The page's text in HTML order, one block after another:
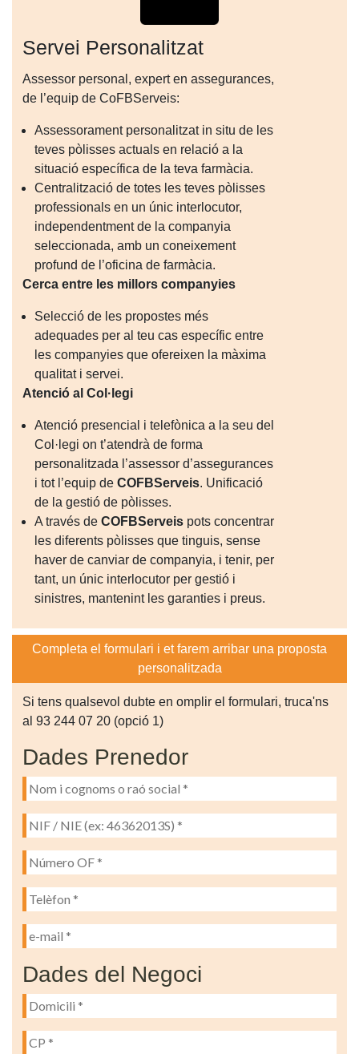
Servei Personalitzat
Assessor personal, expert en assegurances,
de l’equip de CoFBServeis:
Assessorament personalitzat in situ de les
teves pòlisses actuals en relació a la
situació específica de la teva farmàcia.
Centralització de totes les teves pòlisses
professionals en un únic interlocutor,
independentment de la companyia
seleccionada, amb un coneixement
profund de l’oficina de farmàcia.
Cerca entre les millors companyies
Selecció de les propostes més
adequades per al teu cas específic entre
les companyies que ofereixen la màxima
qualitat i servei.
Atenció al Col·legi
Atenció presencial i telefònica a la seu del
Col·legi on t’atendrà de forma
personalitzada l’assessor d’assegurances
i tot l’equip de COFBServeis. Unificació
de la gestió de pòlisses.
A través de COFBServeispots concentrar
les diferents pòlisses que tinguis, sense
haver de canviar de companyia, i tenir, per
tant, un únic interlocutor per gestió i
sinistres, mantenint les garanties i preus.
Completa el formulari i et farem arribar una proposta
personalitzada
Si tens qualsevol dubte en omplir el formulari, truca'ns
al 93 244 07 20 (opció 1)
Dades Prenedor
Dades del Negoci